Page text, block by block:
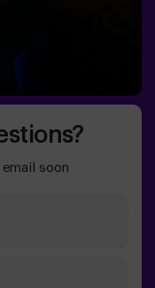
soon